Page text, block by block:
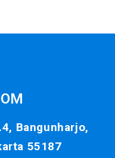
Bangunharjo,
55187